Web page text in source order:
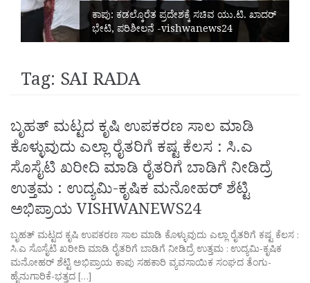
ಕಾಪು: ಕಡಲ್ಕೊರೆತ ಪ್ರದೇಶಕ್ಕೆ ಸಚಿವ ಯು.ಟಿ. ಖಾದರ್
ಭೇಟಿ, ಪರಿಶೀಲನೆ -vishwanews24
Tag: SAI RADA
ಬೃಹತ್ ಮಟ್ಟದ ಕೃಷಿ ಉಪಕರಣ ಸಾಲ ಮಾಡಿ
ಕೊಳ್ಳುವುದು ಎಲ್ಲಾ ರೈತರಿಗೆ ಕಷ್ಟ ಕೆಲಸ : ಸಿ.ಎ
ಸೊಸೈಟಿ ಖರೀದಿ ಮಾಡಿ ರೈತರಿಗೆ ಬಾಡಿಗೆ ನೀಡಿದ್ರೆ
ಉತ್ತಮ : ಉದ್ಯಮಿ-ಕೃಷಿಕ ಮನೋಹರ್ ಶೆಟ್ಟಿ
ಅಭಿಪ್ರಾಯ VISHWANEWS24
ಬೃಹತ್ ಮಟ್ಟದ ಕೃಷಿ ಉಪಕರಣ ಸಾಲ ಮಾಡಿ ಕೊಳ್ಳುವುದು ಎಲ್ಲಾ ರೈತರಿಗೆ ಕಷ್ಟ ಕೆಲಸ :
ಸಿ.ಎ ಸೊಸೈಟಿ ಖರೀದಿ ಮಾಡಿ ರೈತರಿಗೆ ಬಾಡಿಗೆ ನೀಡಿದ್ರೆ ಉತ್ತಮ : ಉದ್ಯಮಿ-ಕೃಷಿಕ
ಮನೋಹರ್ ಶೆಟ್ಟಿ ಅಭಿಪ್ರಾಯ ಕಾಪು ಸಹಕಾರಿ ವ್ಯವಸಾಯಿಕ ಸಂಘದ ತೆಂಗು-
ಹೈನುಗಾರಿಕೆ-ಭತ್ತದ […]